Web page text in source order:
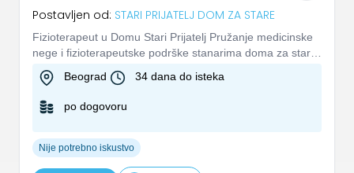
Postavljen od: STARI PRIJATELJ DOM ZA STARE
Fizioterapeut u Domu Stari Prijatelj Pružanje medicinske
nege i fizioterapeutske podrške stanarima doma za stara
lica. R...
Beograd 34 dana do isteka
po dogovoru
Nije potrebno iskustvo